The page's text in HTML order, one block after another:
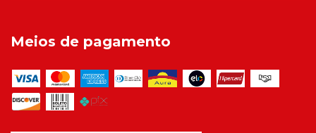
Meios de pagamento